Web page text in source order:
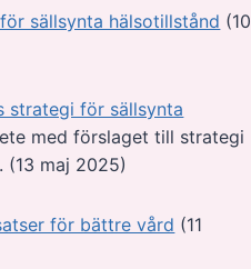
sällsynta hälsotillstånd (10
strategi för sällsynta
med förslaget till strategi
(13 maj 2025)
för bättre vård (11